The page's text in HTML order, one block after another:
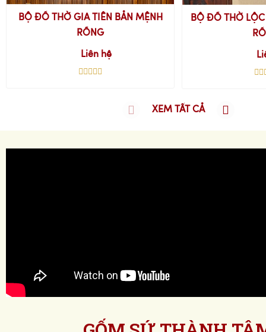
BỘ ĐỒ THỜ GIA TIÊN BẢN MỆNH
RỒNG
Liên hệ
BỘ ĐỒ THỜ
XEM TẤT CẢ